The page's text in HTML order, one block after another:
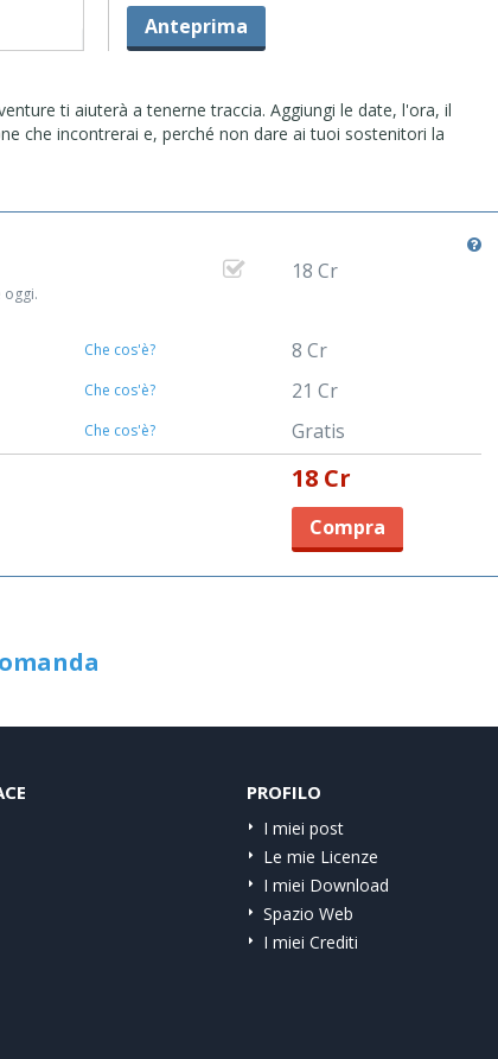
Anteprima
ti aiuterà a tenerne traccia. Aggiungi le date, l'ora, il
che incontrerai e, perché non dare ai tuoi sostenitori la
18 Cr
Che cos'è?
8 Cr
Che cos'è?
21 Cr
Che cos'è?
Gratis
18 Cr
Compra
PROFILO
I miei post
Le mie Licenze
I miei Download
Spazio Web
I miei Crediti